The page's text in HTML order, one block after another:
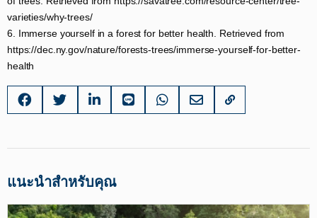
varieties/why-trees/​
6. Immerse yourself in a forest for better health. Retrieved from
https://dec.ny.gov/nature/forests-trees/immerse-yourself-for-better-
health
แนะนำสำหรับคุณ